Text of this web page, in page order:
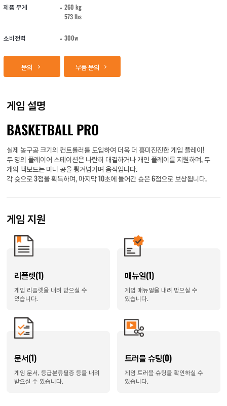
제품 무게
260 kg
573 lbs
소비전력 300w
문의 부품 문의
게임 설명
BASKETBALL PRO
실제 농구공 크기의 컨트롤러를 도입하여 더욱 더 흥미진진한 게임 플레이!
두 명의 플레이어 스테이션은 나란히 대결하거나 개인 플레이를 지원하며, 두
개의 백보드는 미니 공을 튕겨넘기며 움직입니다.
각 슛으로 3점을 획득하며, 마지막 10초에 들어간 슛은 6점으로 보상됩니다.
게임 지원
리플렛(1)
게임 리플렛을 내려 받으실 수
있습니다.
매뉴얼(1)
게임 매뉴얼을 내려 받으실 수
있습니다.
문서(1)
게임 문서, 등급분류필증 등을 내려
받으실 수 있습니다.
트러블 슈팅(0)
게임 트러블 슈팅을 확인하실 수
있습니다.